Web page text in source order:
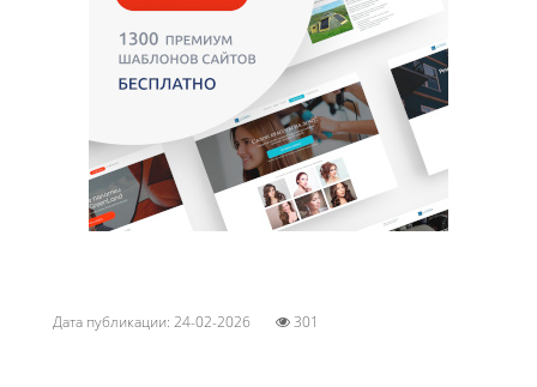
Дата публикации: 24-02-2026 301